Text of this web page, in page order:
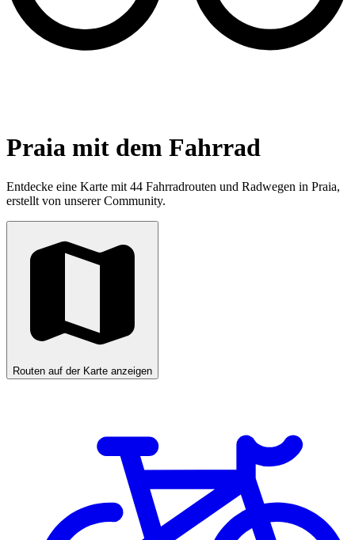
Praia mit dem Fahrrad
Entdecke eine Karte mit 44 Fahrradrouten und Radwegen in Praia,
erstellt von unserer Community.
Routen auf der Karte anzeigen